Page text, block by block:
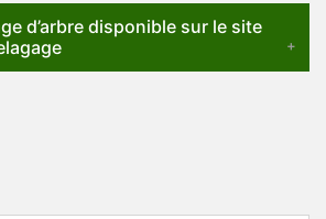
d’arbre disponible sur le site